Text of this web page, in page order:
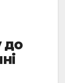
до